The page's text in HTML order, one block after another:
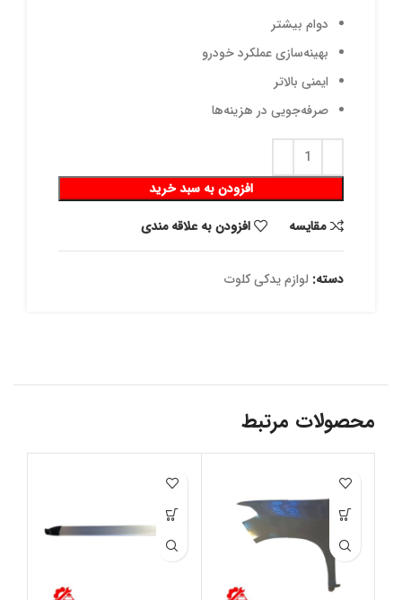
دوام بیشتر
بهینه‌سازی عملکرد خودرو
ایمنی بالاتر
صرفه‌جویی در هزینه‌ها
افزودن به سبد خرید
مقايسه
افزودن به علاقه مندی
دسته: لوازم یدکی کلوت
محصولات مرتبط